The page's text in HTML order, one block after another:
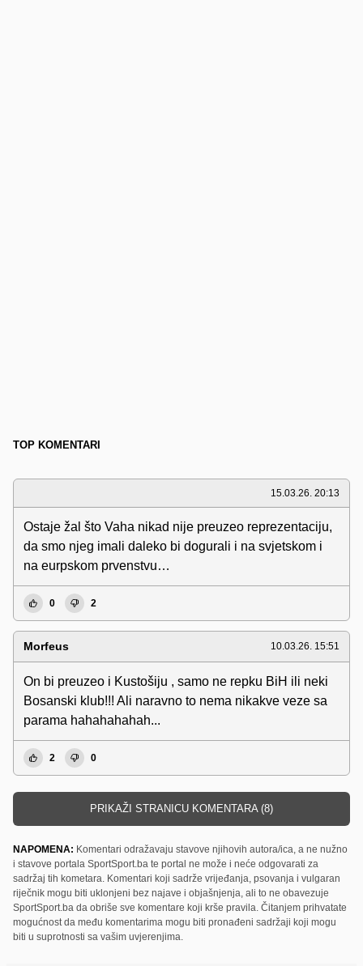
TOP KOMENTARI
15.03.26. 20:13
Ostaje žal što Vaha nikad nije preuzeo reprezentaciju,
da smo njeg imali daleko bi dogurali i na svjetskom i
na eurpskom prvenstvu…
0 2
Morfeus 10.03.26. 15:51
On bi preuzeo i Kustošiju , samo ne repku BiH ili neki
Bosanski klub!!! Ali naravno to nema nikakve veze sa
parama hahahahahah...
2 0
PRIKAŽI STRANICU KOMENTARA (8)
NAPOMENA: Komentari odražavaju stavove njihovih autora/ica, a ne nužno
i stavove portala SportSport.ba te portal ne može i neće odgovarati za
sadržaj tih kometara. Komentari koji sadrže vrijeđanja, psovanja i vulgaran
riječnik mogu biti uklonjeni bez najave i objašnjenja, ali to ne obavezuje
SportSport.ba da obriše sve komentare koji krše pravila. Čitanjem prihvatate
mogućnost da među komentarima mogu biti pronađeni sadržaji koji mogu
biti u suprotnosti sa vašim uvjerenjima.